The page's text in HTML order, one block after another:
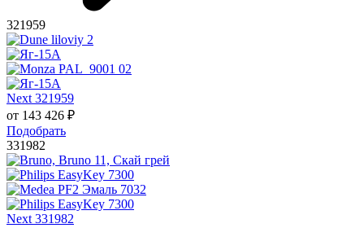
321959
Next 321959
от 143 426 ₽
Подобрать
331982
Next 331982